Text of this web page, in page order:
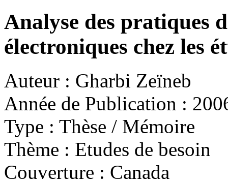
Analyse des pratiques
électroniques chez les
Auteur : Gharbi Zeïneb
Année de Publication :
Type : Thèse / Mémoire
Thème : Etudes de besoin
Couverture : Canada